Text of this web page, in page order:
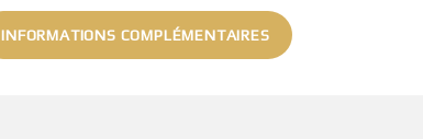
INFORMATIONS COMPLÉMENTAIRES